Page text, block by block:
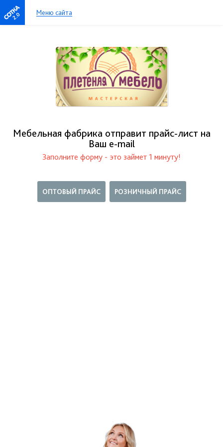
2.0 Меню сайта
Мебельная фабрика отправит прайс-лист на
Ваш е-mail
Заполните форму - это займет 1 минуту!
ОПТОВЫЙ ПРАЙС РОЗНИЧНЫЙ ПРАЙС